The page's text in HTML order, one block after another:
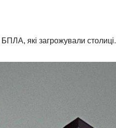
які загрожували столиці.